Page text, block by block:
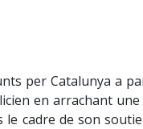
per Catalunya a
en arrachant une
cadre de son